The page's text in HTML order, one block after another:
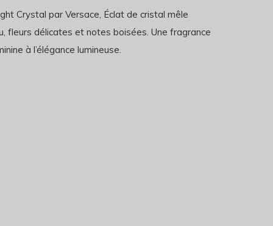
Crystal par Versace, Éclat de cristal mêle
fleurs délicates et notes boisées. Une fragrance
à l’élégance lumineuse.